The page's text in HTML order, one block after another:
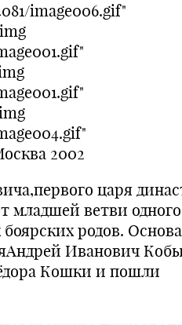
image006.gif"
2002
царя
младшей ветви одного
родов.
Иванович
Кошки и пошли